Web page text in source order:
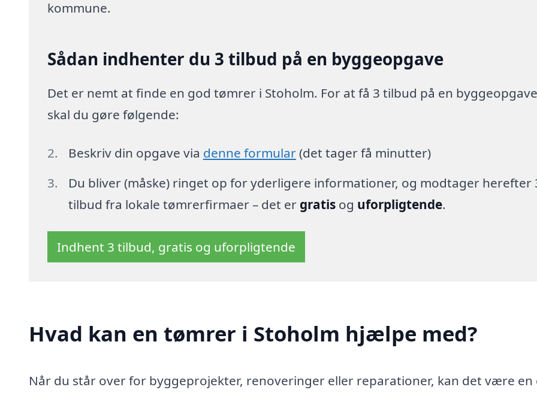
kommune.
Sådan indhenter du 3 tilbud på en byggeopgave
Det er nemt at finde en god tømrer i Stoholm. For at få 3 tilbud på en
skal du gøre følgende:
Beskriv din opgave via denne formular(det tager få minutter)
Du bliver (måske) ringet op for yderligere informationer, og modtager herefter
tilbud fra lokale tømrerfirmaer – det er gratisog uforpligtende.
Indhent 3 tilbud, gratis og uforpligtende
Hvad kan en tømrer i Stoholm hjælpe med?
Når du står over for byggeprojekter, renoveringer eller reparationer, kan det være en